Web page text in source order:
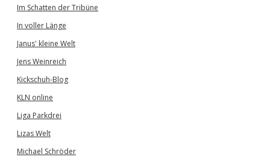
Im Schatten der Tribüne
In voller Länge
Janus' kleine Welt
Jens Weinreich
Kickschuh-Blog
KLN online
Liga Parkdrei
Lizas Welt
Michael Schröder